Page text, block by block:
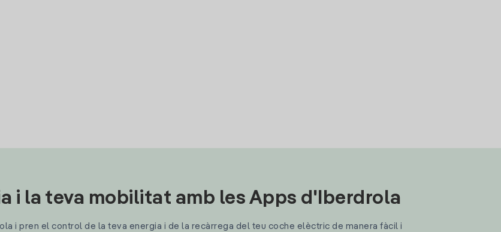
i la teva mobilitat amb les Apps d'Iberdrola
i pren el control de la teva energia i de la recàrrega del teu coche elèctric de manera fàcil i